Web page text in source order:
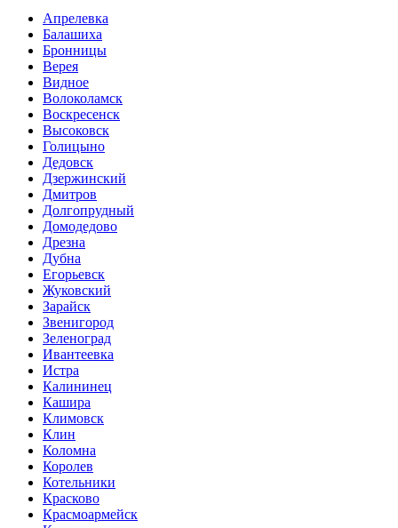
Апрелевка
Балашиха
Бронницы
Верея
Видное
Волоколамск
Воскресенск
Высоковск
Голицыно
Дедовск
Дзержинский
Дмитров
Долгопрудный
Домодедово
Дрезна
Дубна
Егорьевск
Жуковский
Зарайск
Звенигород
Зеленоград
Ивантеевка
Истра
Калининец
Кашира
Климовск
Клин
Коломна
Королев
Котельники
Красково
Красмоармейск